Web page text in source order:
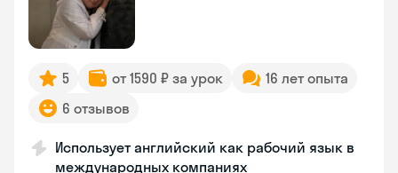
5 от 1590 ₽ за урок
16 лет опыта
6 отзывов
Использует английский как рабочий язык в
международных компаниях